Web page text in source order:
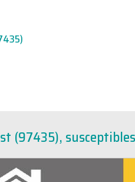
(97435),